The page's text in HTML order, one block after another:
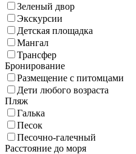
Зеленый двор
Экскурсии
Детская площадка
Мангал
Трансфер
Бронирование
Размещение с питомцами
Дети любого возраста
Пляж
Галька
Песок
Песочно-галечный
Расстояние до моря